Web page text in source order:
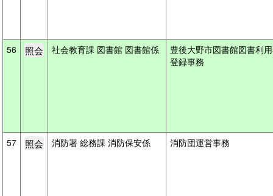
56 社会教育課 図書館 図書館係
豊後大野市図書館図書利
登録事務
57 消防署 総務課 消防保安係 消防団運営事務